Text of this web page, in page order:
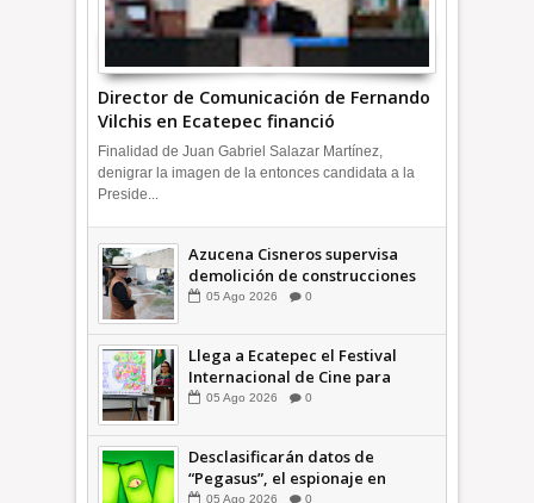
Director de Comunicación de Fernando
Vilchis en Ecatepec financió
publicaciones en redes sociales en
contra de Azucena Cisneros: TEEM
INFORMATIVA
Finalidad de Juan Gabriel Salazar Martínez,
denigrar la imagen de la entonces candidata a la
Preside...
Azucena Cisneros supervisa
demolición de construcciones
ilegales en zona federal
05 Ago 2026 0
Llega a Ecatepec el Festival
Internacional de Cine para
Niños (… y no tan Niños) +Video
05 Ago 2026 0
Desclasificarán datos de
“Pegasus”, el espionaje en
05 Ago 2026 0